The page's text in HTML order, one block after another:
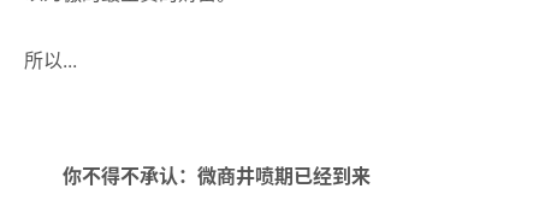
所以...
你不得不承认：微商井喷期已经到来